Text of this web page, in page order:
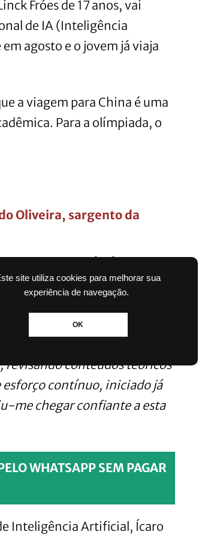
site utiliza cookies para melhorar sua
experiência de navegação.
OK
Fróes de 17 anos, vai
de IA (Inteligência
agosto e o jovem já viaja
a viagem para China é uma
Para a olímpiada, o
Oliveira, sargento da
tem moeda de 50
Caixa Tem
julho, quando me dediquei
revisando conteúdos teóricos
esforço contínuo, iniciado já
me chegar confiante a esta
WHATSAPP SEM PAGAR
Inteligência Artificial, Ícaro